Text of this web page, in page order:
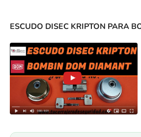
ESCUDO DISEC KRIPTON PARA